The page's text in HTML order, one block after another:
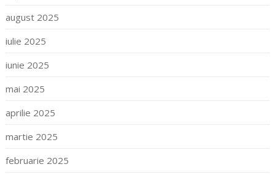
august 2025
iulie 2025
iunie 2025
mai 2025
aprilie 2025
martie 2025
februarie 2025